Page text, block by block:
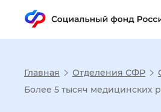
Главная Отделения СФР
Более 5 тысяч медицинских